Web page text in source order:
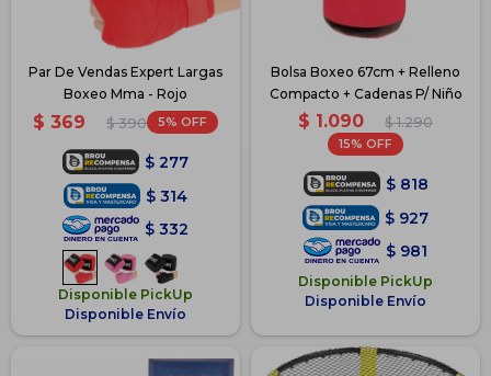
Par De Vendas Expert Largas
Boxeo Mma - Rojo
$ 369 $ 390 5
$ 277
$ 314
$ 332
Disponible PickUp
Disponible Envío
Bolsa Boxeo 67cm + Relleno
Compacto + Cadenas P/ Niño
$ 1.090 $ 1.290
15
$ 818
$ 927
$ 981
Disponible PickUp
Disponible Envío